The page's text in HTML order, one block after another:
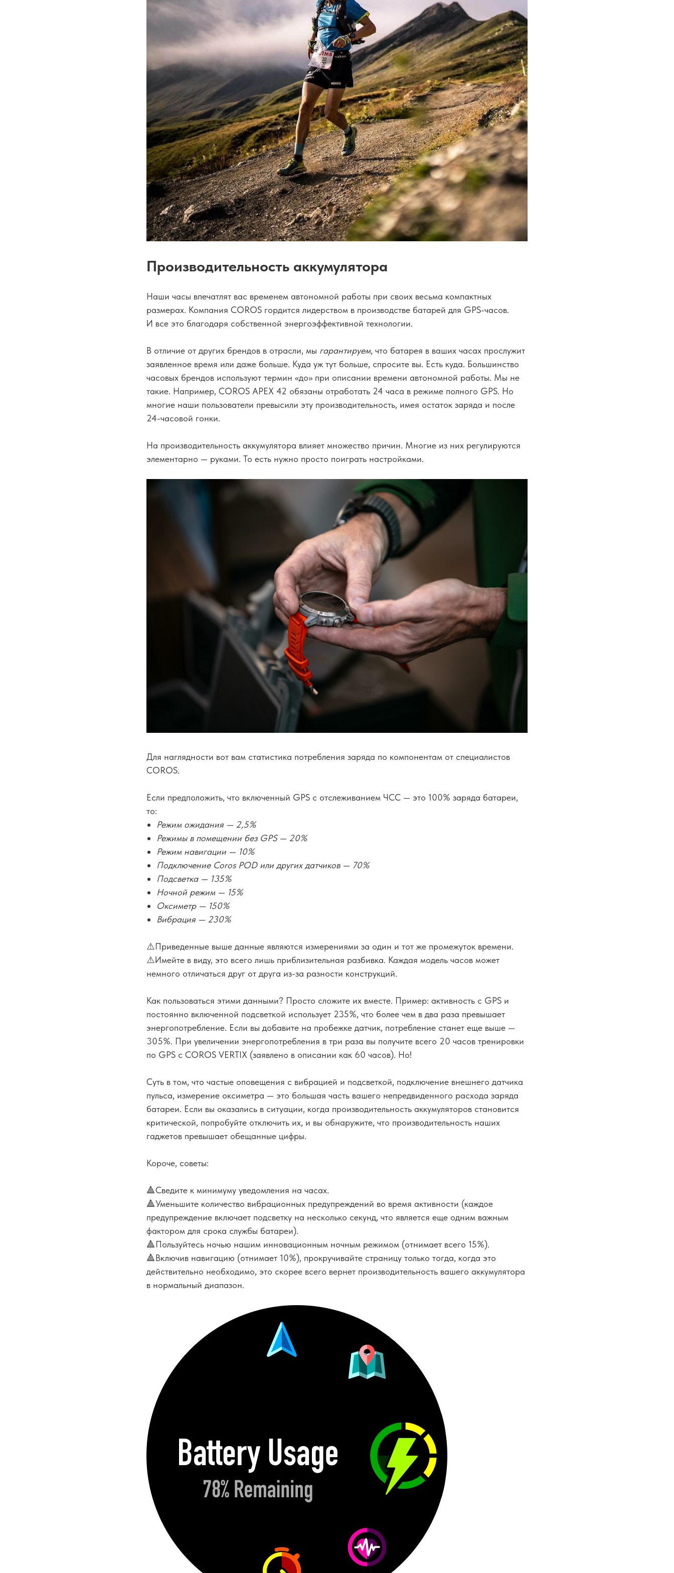
Производительность аккумулятора
Наши часы впечатлят вас временем автономной работы при своих весьма компактных
размерах. Компания COROS гордится лидерством в производстве батарей для GPS-часов.
И все это благодаря собственной энергоэффективной технологии.
В отличие от других брендов в отрасли, мы гарантируем, что батарея в ваших часах прослужит
заявленное время или даже больше. Куда уж тут больше, спросите вы. Есть куда. Большинство
часовых брендов используют термин «до» при описании времени автономной работы. Мы не
такие. Например, COROS APEX 42 обязаны отработать 24 часа в режиме полного GPS. Но
многие наши пользователи превысили эту производительность, имея остаток заряда и после
24-часовой гонки.
На производительность аккумулятора влияет множество причин. Многие из них регулируются
элементарно — руками. То есть нужно просто поиграть настройками.
Для наглядности вот вам статистика потребления заряда по компонентам от специалистов
COROS.
Если предположить, что включенный GPS с отслеживанием ЧСС — это 100% заряда батареи,
то:
Режим ожидания — 2,5%
Режимы в помещении без GPS — 20%
Режим навигации — 10%
Подключение Coros POD или других датчиков — 70%
Подсветка — 135%
Ночной режим — 15%
Оксиметр — 150%
Вибрация — 230%
⚠️Приведенные выше данные являются измерениями за один и тот же промежуток времени.
⚠️Имейте в виду, это всего лишь приблизительная разбивка. Каждая модель часов может
немного отличаться друг от друга из-за разности конструкций.
Как пользоваться этими данными? Просто сложите их вместе. Пример: активность с GPS и
постоянно включенной подсветкой использует 235%, что более чем в два раза превышает
энергопотребление. Если вы добавите на пробежке датчик, потребление станет еще выше —
305%. При увеличении энергопотребления в три раза вы получите всего 20 часов тренировки
по GPS с COROS VERTIX (заявлено в описании как 60 часов). Но!
Суть в том, что частые оповещения с вибрацией и подсветкой, подключение внешнего датчика
пульса, измерение оксиметра — это большая часть вашего непредвиденного расхода заряда
батареи. Если вы оказались в ситуации, когда производительность аккумуляторов становится
критической, попробуйте отключить их, и вы обнаружите, что производительность наших
гаджетов превышает обещанные цифры.
Короче, советы:
🔺Сведите к минимуму уведомления на часах.
🔺Уменьшите количество вибрационных предупреждений во время активности (каждое
предупреждение включает подсветку на несколько секунд, что является еще одним важным
фактором для срока службы батареи).
🔺Пользуйтесь ночью нашим инновационным ночным режимом (отнимает всего 15%).
🔺Включив навигацию (отнимает 10%), прокручивайте страницу только тогда, когда это
действительно необходимо, это скорее всего вернет производительность вашего аккумулятора
в нормальный диапазон.